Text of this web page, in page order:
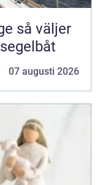
07 augusti 2026